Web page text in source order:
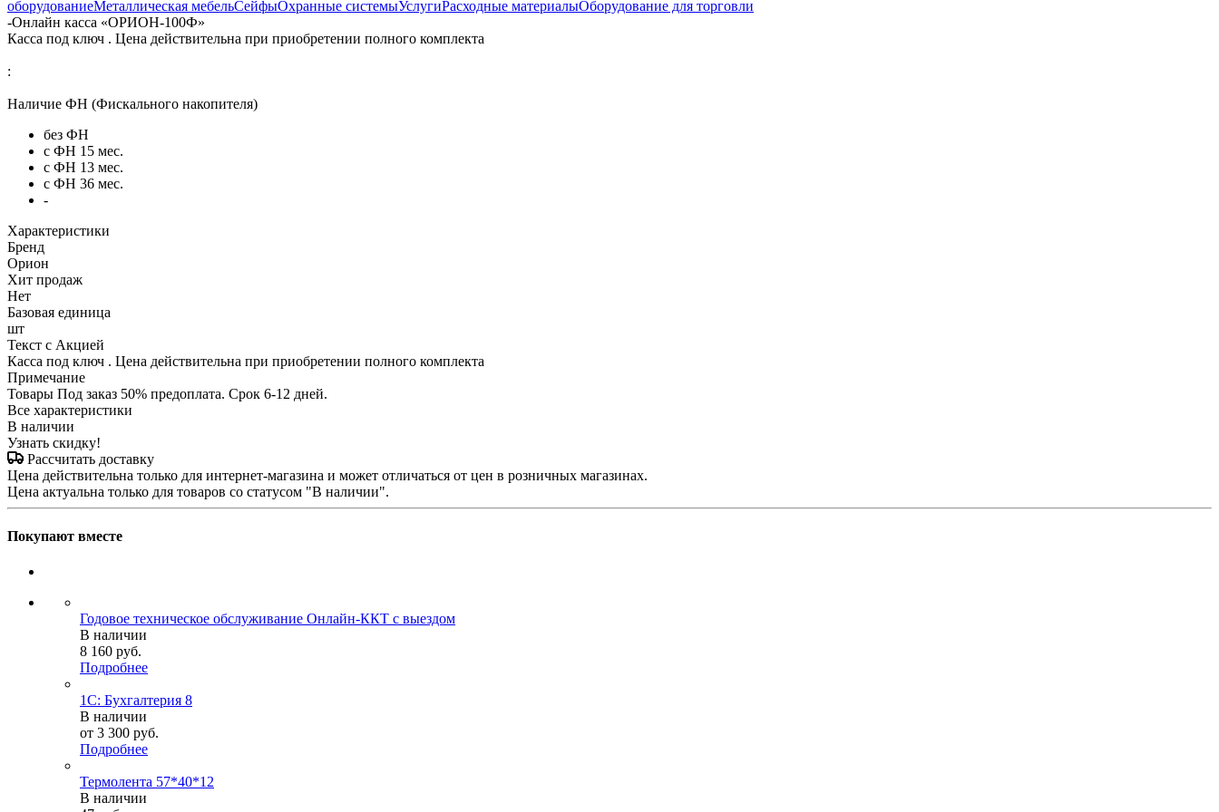
оборудованиеМеталлическая мебельСейфыОхранные системыУслугиРасходные материалыОборудование для торговли
-Онлайн касса «ОРИОН-100Ф»
Касса под ключ . Цена действительна при приобретении полного комплекта
:
Наличие ФН (Фискального накопителя)
без ФН
с ФН 15 мес.
с ФН 13 мес.
с ФН 36 мес.
-
Характеристики
Бренд
Орион
Хит продаж
Нет
Базовая единица
шт
Текст с Акцией
Касса под ключ . Цена действительна при приобретении полного комплекта
Примечание
Товары Под заказ 50% предоплата. Срок 6-12 дней.
Все характеристики
В наличии
Узнать скидку!
Рассчитать доставку
Цена действительна только для интернет-магазина и может отличаться от цен в розничных магазинах.
Цена актуальна только для товаров со статусом "В наличии".
Покупают вместе
Годовое техническое обслуживание Онлайн-ККТ с выездом
В наличии
8 160 руб.
Подробнее
1С: Бухгалтерия 8
В наличии
от 3 300 руб.
Подробнее
Термолента 57*40*12
В наличии